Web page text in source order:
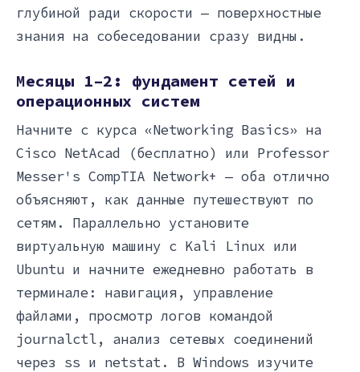
глубиной ради скорости — поверхностные
знания на собеседовании сразу видны.
Месяцы 1–2: фундамент сетей и
операционных систем
Начните с курса «Networking Basics» на
Cisco NetAcad (бесплатно) или Professor
Messer's CompTIA Network+ — оба отлично
объясняют, как данные путешествуют по
сетям. Параллельно установите
виртуальную машину с Kali Linux или
Ubuntu и начните ежедневно работать в
терминале: навигация, управление
файлами, просмотр логов командой
journalctl, анализ сетевых соединений
через ss и netstat. В Windows изучите